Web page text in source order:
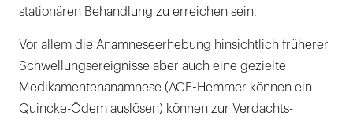
stationären Behandlung zu erreichen sein.
Vor allem die Anamneseerhebung hinsichtlich früherer
Schwellungsereignisse aber auch eine gezielte
Medikamentenanamnese (ACE-Hemmer können ein
Quincke-Ödem auslösen) können zur Verdachts-